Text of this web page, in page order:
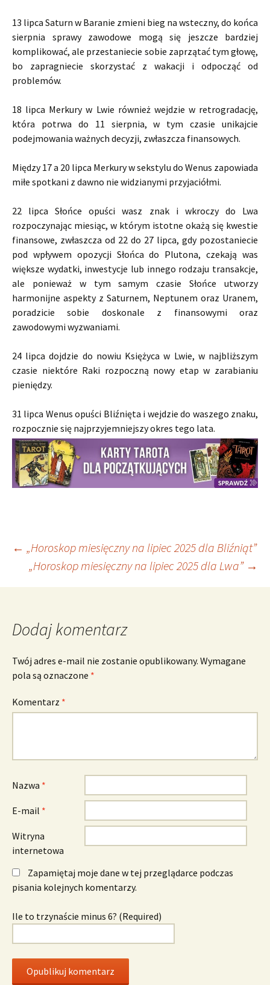
13 lipca Saturn w Baranie zmieni bieg na wsteczny, do końca
sierpnia sprawy zawodowe mogą się jeszcze bardziej
komplikować, ale przestaniecie sobie zaprzątać tym głowę,
bo zapragniecie skorzystać z wakacji i odpocząć od
problemów.
18 lipca Merkury w Lwie również wejdzie w retrogradację,
która potrwa do 11 sierpnia, w tym czasie unikajcie
podejmowania ważnych decyzji, zwłaszcza finansowych.
Między 17 a 20 lipca Merkury w sekstylu do Wenus zapowiada
miłe spotkani z dawno nie widzianymi przyjaciółmi.
22 lipca Słońce opuści wasz znak i wkroczy do Lwa
rozpoczynając miesiąc, w którym istotne okażą się kwestie
finansowe, zwłaszcza od 22 do 27 lipca, gdy pozostaniecie
pod wpływem opozycji Słońca do Plutona, czekają was
większe wydatki, inwestycje lub innego rodzaju transakcje,
ale ponieważ w tym samym czasie Słońce utworzy
harmonijne aspekty z Saturnem, Neptunem oraz Uranem,
poradzicie sobie doskonale z finansowymi oraz
zawodowymi wyzwaniami.
24 lipca dojdzie do nowiu Księżyca w Lwie, w najbliższym
czasie niektóre Raki rozpoczną nowy etap w zarabianiu
pieniędzy.
31 lipca Wenus opuści Bliźnięta i wejdzie do waszego znaku,
rozpocznie się najprzyjemniejszy okres tego lata.
Nawigacja
wpisu
← „Horoskop miesięczny na lipiec 2025 dla Bliźniąt”
„Horoskop miesięczny na lipiec 2025 dla Lwa” →
Dodaj komentarz
Twój adres e-mail nie zostanie opublikowany. Wymagane
pola są oznaczone *
Komentarz *
Nazwa *
E-mail *
Witryna
internetowa
Zapamiętaj moje dane w tej przeglądarce podczas
pisania kolejnych komentarzy.
Ile to trzynaście minus 6? (Required)